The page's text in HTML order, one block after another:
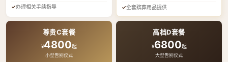
办理相关手续指导
全套殡葬用品提供
尊贵C套餐
¥4800起
小型告别仪式
高档D套餐
¥6800起
大型告别仪式